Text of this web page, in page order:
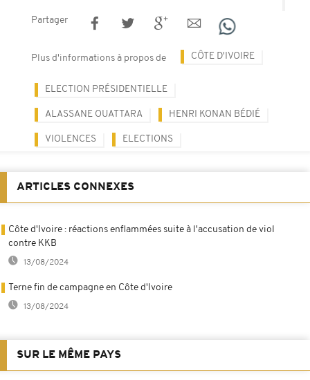
Partager
Plus d'informations à propos de CÔTE D'IVOIRE
ELECTION PRÉSIDENTIELLE
ALASSANE OUATTARA HENRI KONAN BÉDIÉ
VIOLENCES ELECTIONS
ARTICLES CONNEXES
Côte d'Ivoire : réactions enflammées suite à l'accusation de viol
contre KKB
13/08/2024
Terne fin de campagne en Côte d'Ivoire
13/08/2024
SUR LE MÊME PAYS